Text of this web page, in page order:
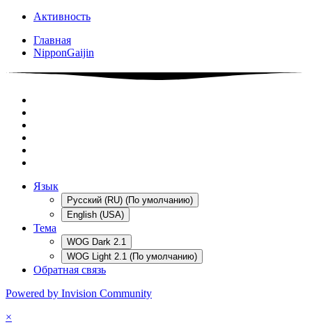
Активность
Главная
NipponGaijin
Язык
Русский (RU) (По умолчанию)
English (USA)
Тема
WOG Dark 2.1
WOG Light 2.1 (По умолчанию)
Обратная связь
Powered by Invision Community
×